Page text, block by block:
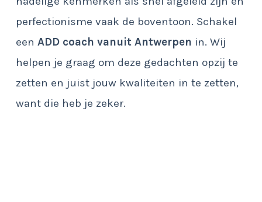
perfectionisme vaak de boventoon. Schakel
een ADD coach vanuit Antwerpen in. Wij
helpen je graag om deze gedachten opzij te
zetten en juist jouw kwaliteiten in te zetten,
want die heb je zeker.